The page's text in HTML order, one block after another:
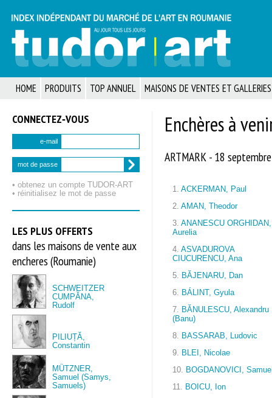
HOME PRODUITS TOP ANNUEL MAISONS DE VENTES ET GALLERIES
CONNECTEZ‑VOUS
e-mail
mot de passe
• obtenez un compte TUDOR‑ART
• réinitialisez le mot de passe
LES PLUS OFFERTS
dans les maisons de vente aux
encheres (Roumanie)
SCHWEITZER
CUMPĂNA,
Rudolf
PILIUȚĂ,
Constantin
MÜTZNER,
Samuel (Samys,
Samuels)
Enchères à
ARTMARK - 18
1. ACKERMAN, Paul
2. AMAN, Theodor
3. ANANESCU ORGHIDAN,
Aurelia
4. ASVADUROVA
CIUCURENCU, Ana
5. BĂJENARU, Dan
6. BÁLINT, Gyula
7. BĂNULESCU, Alexandru
(Banu)
8. BASSARAB, Ludovic
9. BLEI, Nicolae
10. BOGDANOVICI,
11. BOICU, Ion